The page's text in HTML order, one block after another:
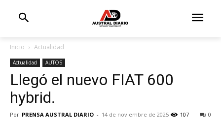
Inicio Actualidad
Actualidad AUTOS
Llegó el nuevo FIAT 600
hybrid.
Por PRENSA AUSTRAL DIARIO - 14 de noviembre de 2025 0
107